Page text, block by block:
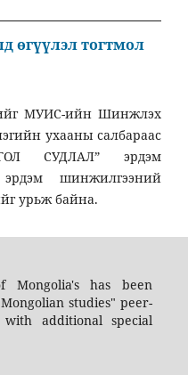
өгүүлэл тогтмол
МУИС-ийн Шинжлэх
ухааны салбараас
СУДЛАЛ” эрдэм
шинжилгээний
урьж байна.
Mongolia's has been
studies" peer-
additional special